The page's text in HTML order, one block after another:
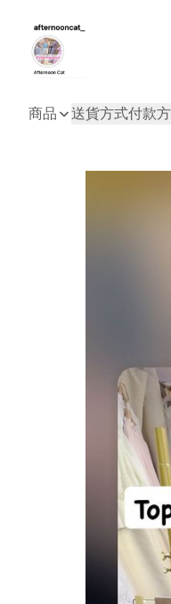
商品 送貨方式付款